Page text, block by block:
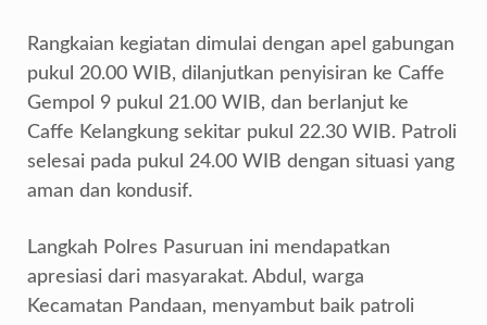
Rangkaian kegiatan dimulai dengan apel gabungan
pukul 20.00 WIB, dilanjutkan penyisiran ke Caffe
Gempol 9 pukul 21.00 WIB, dan berlanjut ke
Caffe Kelangkung sekitar pukul 22.30 WIB. Patroli
selesai pada pukul 24.00 WIB dengan situasi yang
aman dan kondusif.
Langkah Polres Pasuruan ini mendapatkan
apresiasi dari masyarakat. Abdul, warga
Kecamatan Pandaan, menyambut baik patroli